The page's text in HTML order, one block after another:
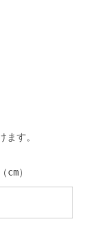
す。
cm）